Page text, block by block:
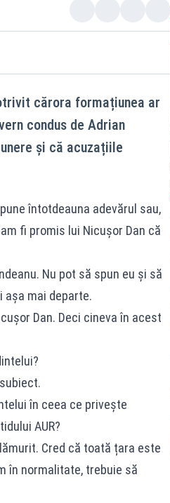
cărora formațiunea ar
condus de Adrian
și că acuzațiile
întotdeauna adevărul sau,
fi promis lui Nicușor Dan că
Nu pot să spun eu și să
așa mai departe.
Dan. Deci cineva în acest
în ceea ce privește
AUR?
Cred că toată țara este
în normalitate, trebuie să